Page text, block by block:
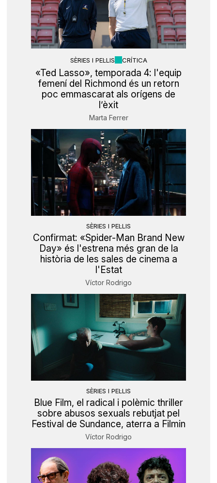
SÈRIES I PEL·LIS CRÍTICA
«Ted Lasso», temporada 4: l'equip
femení del Richmond és un retorn
poc emmascarat als orígens de
l’èxit
Marta Ferrer
SÈRIES I PEL·LIS
Confirmat: «Spider-Man Brand New
Day» és l'estrena més gran de la
història de les sales de cinema a
l'Estat
Víctor Rodrigo
SÈRIES I PEL·LIS
Blue Film, el radical i polèmic thriller
sobre abusos sexuals rebutjat pel
Festival de Sundance, aterra a Filmin
Víctor Rodrigo